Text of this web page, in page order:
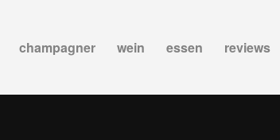
champagner wein essen reviews